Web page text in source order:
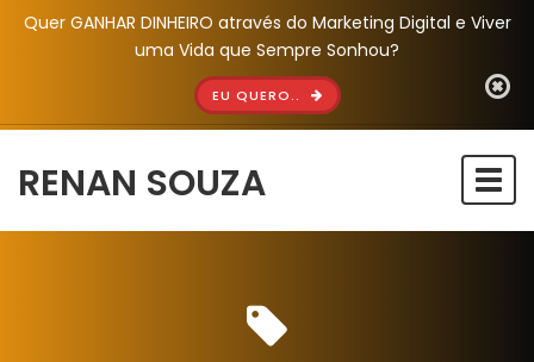
Quer GANHAR DINHEIRO através do Marketing Digital e Viver
uma Vida que Sempre Sonhou?
EU QUERO..
RENAN SOUZA